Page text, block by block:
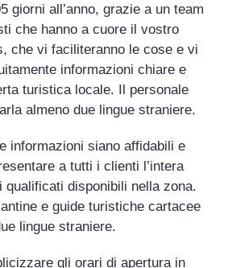
giorni all’anno, grazie a un team
che hanno a cuore il vostro
che vi faciliteranno le cose e vi
informazioni chiare e
turistica locale. Il personale
almeno due lingue straniere.
informazioni siano affidabili e
a tutti i clienti l’intera
qualificati disponibili nella zona.
e guide turistiche cartacee
lingue straniere.
gli orari di apertura in